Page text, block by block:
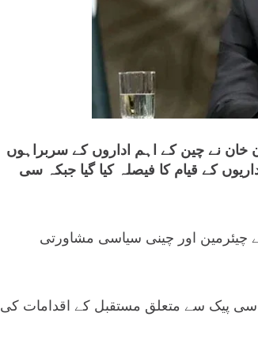
خان نے چین کے اہم اداروں کے سربراہوں
کے قیام کا فیصلہ کیا گیا جبکہ سی
چیئرمین اور چینی سیاسی مشاورتی
سی پیک سے متعلق مستقبل کے اقدامات کی